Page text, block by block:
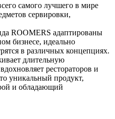
самого лучшего в мире
сервировки,
ROOMERS адаптированы
бизнесе, идеально
в различных концепциях.
длительную
рестораторов и
уникальный продукт,
и обладающий